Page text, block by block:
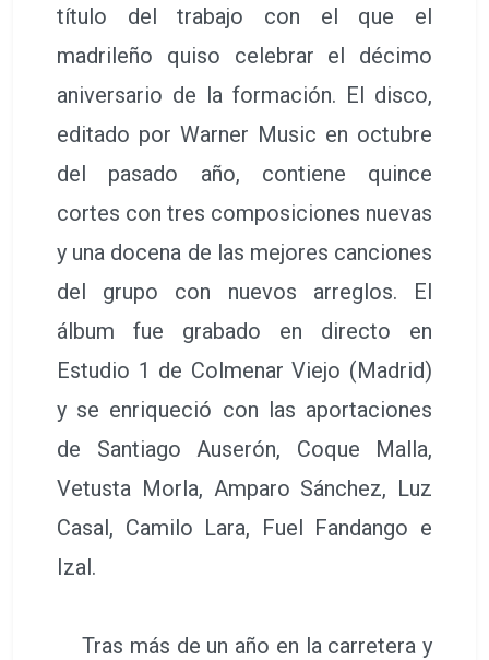
título del trabajo con el que el
madrileño quiso celebrar el décimo
aniversario de la formación. El disco,
editado por Warner Music en octubre
del pasado año, contiene quince
cortes con tres composiciones nuevas
y una docena de las mejores canciones
del grupo con nuevos arreglos. El
álbum fue grabado en directo en
Estudio 1 de Colmenar Viejo (Madrid)
y se enriqueció con las aportaciones
de Santiago Auserón, Coque Malla,
Vetusta Morla, Amparo Sánchez, Luz
Casal, Camilo Lara, Fuel Fandango e
Izal.
Tras más de un año en la carretera y